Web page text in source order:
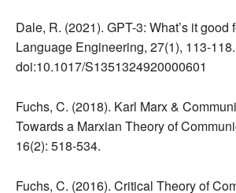
Dale, R. (2021). GPT-3: What’s it good
Language Engineering, 27(1), 113-118.
doi:10.1017/S1351324920000601
Fuchs, C. (2018). Karl Marx &
Towards a Marxian Theory of
16(2): 518-534.
Fuchs, C. (2016). Critical Theory of